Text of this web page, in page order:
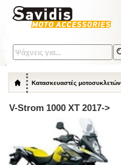
Κατασκευαστές μοτοσυκλετών
V-Strom 1000 XT 2017->